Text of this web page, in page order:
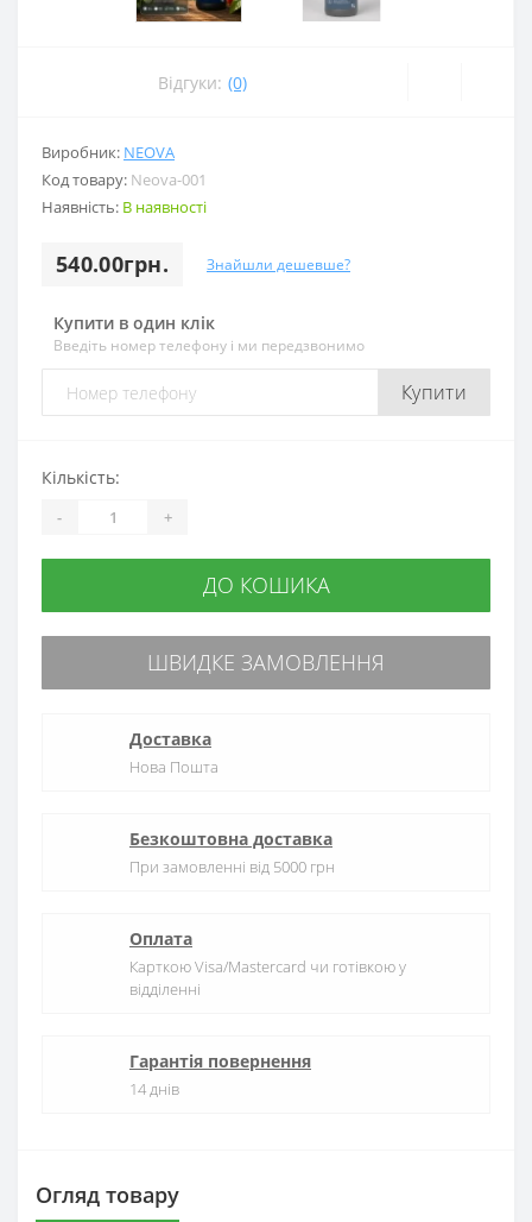
Відгуки: (0)
Виробник: NEOVA
Код товару: Neova-001
Наявність: В наявності
540.00грн. Знайшли дешевше?
Купити в один клік
Введіть номер телефону і ми передзвонимо
Купити
Кількість:
- +
ДО КОШИКА
ШВИДКЕ ЗАМОВЛЕННЯ
Доставка
Нова Пошта
Безкоштовна доставка
При замовленні від 5000 грн
Оплата
Карткою Visa/Mastercard чи готівкою у
відділенні
Гарантія повернення
14 днів
Огляд товару